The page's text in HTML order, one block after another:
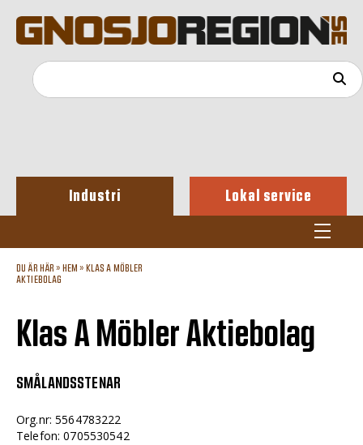
Industri Lokal service
DU ÄR HÄR » HEM » KLAS A MÖBLER
AKTIEBOLAG
Klas A Möbler Aktiebolag
SMÅLANDSSTENAR
Org.nr: 5564783222
Telefon: 0705530542